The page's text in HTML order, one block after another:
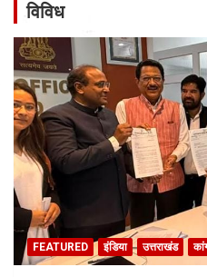
विविध
FEATURED इंडिया उत्तराखंड